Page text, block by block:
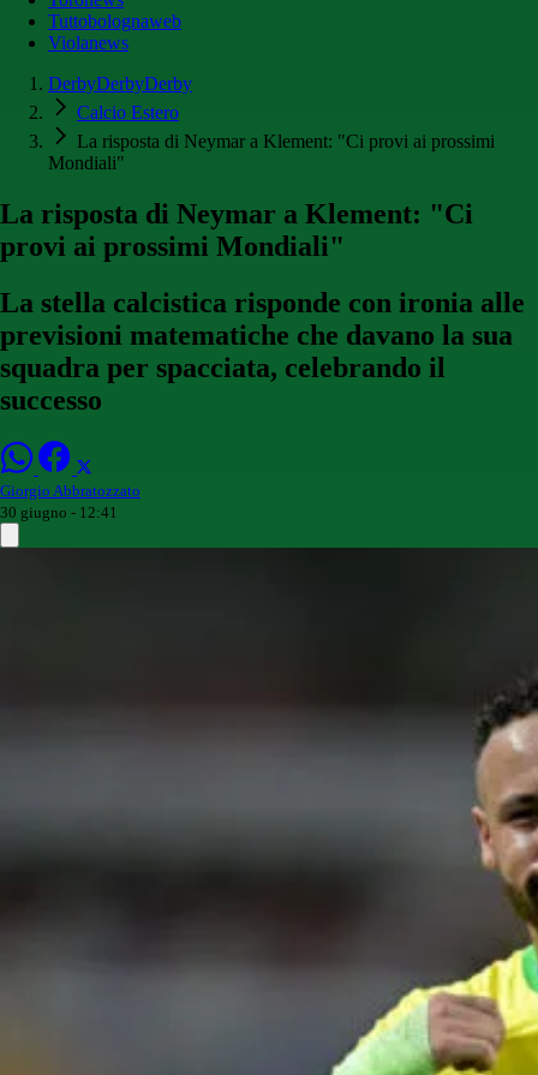
Tuttobolognaweb
Violanews
DerbyDerbyDerby
Calcio Estero
La risposta di Neymar a Klement: "Ci provi ai prossimi
Mondiali"
La risposta di Neymar a Klement: "Ci
provi ai prossimi Mondiali"
La stella calcistica risponde con ironia alle
previsioni matematiche che davano la sua
squadra per spacciata, celebrando il
successo
Giorgio Abbratozzato
30 giugno - 12:41